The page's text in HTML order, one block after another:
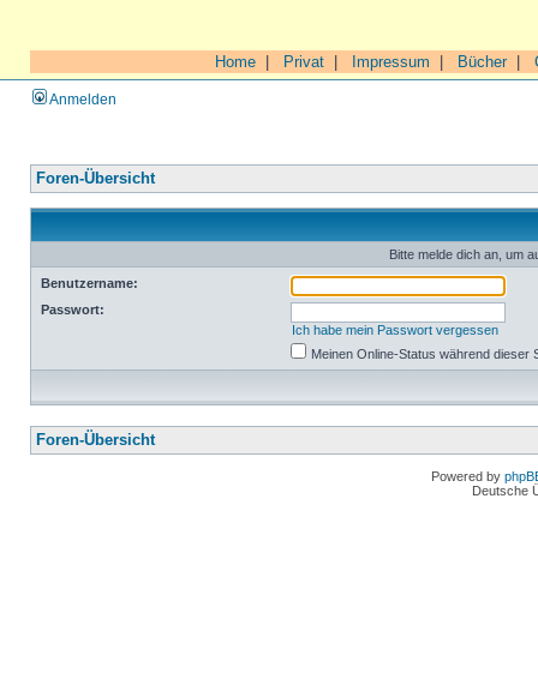
Home Privat Impressum Bücher|
Anmelden
Foren-Übersicht
Bitte melde dich an, um
Benutzername:
Passwort:
Ich habe mein Passwort vergessen
Meinen Online-Status während dieser
Foren-Übersicht
Powered by
Deutsche